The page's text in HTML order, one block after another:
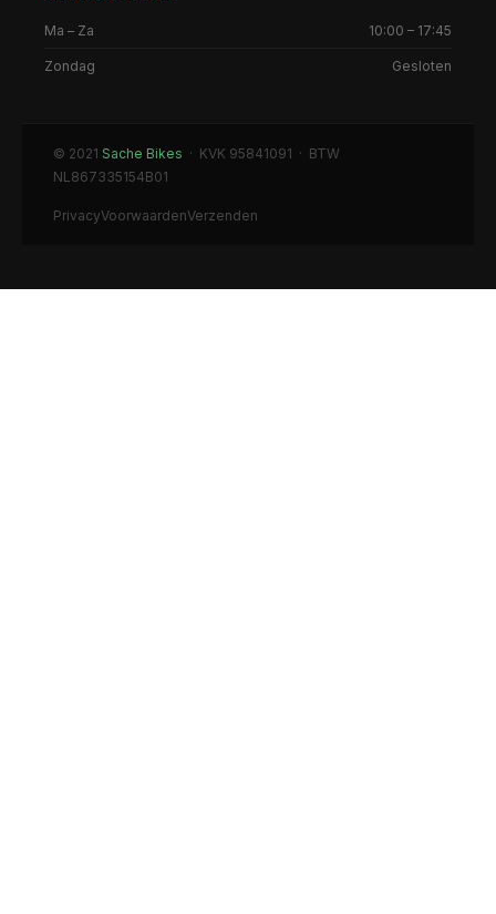
Ma – Za 10:00 – 17:45
Zondag Gesloten
© 2021 Sache Bikes · KVK 95841091 · BTW
NL867335154B01
PrivacyVoorwaardenVerzenden